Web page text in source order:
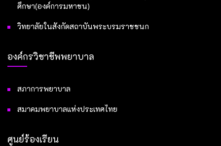
ศึกษา(องค์การมหาชน)
วิทยาลัยในสังกัดสถาบันพระบรมราชชนก
องค์กรวิชาชีพพยาบาล
สภาการพยาบาล
สมาคมพยาบาลแห่งประเทศไทย
ศูนย์ร้องเรียน